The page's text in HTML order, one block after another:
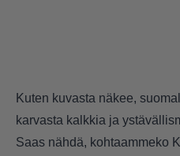
Kuten kuvasta näkee,
karvasta kalkkia ja
Saas nähdä, kohtaammeko